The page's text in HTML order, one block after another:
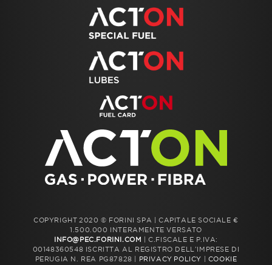
COPYRIGHT 2020 © FORINI SPA | CAPITALE SOCIALE €
1.500.000 INTERAMENTE VERSATO
INFO@PEC.FORINI.COM
| C.FISCALE E P.IVA:
00148360548 ISCRITTA AL REGISTRO DELL’IMPRESE DI
PERUGIA N. REA PG87828 |
PRIVACY POLICY
COOKIE